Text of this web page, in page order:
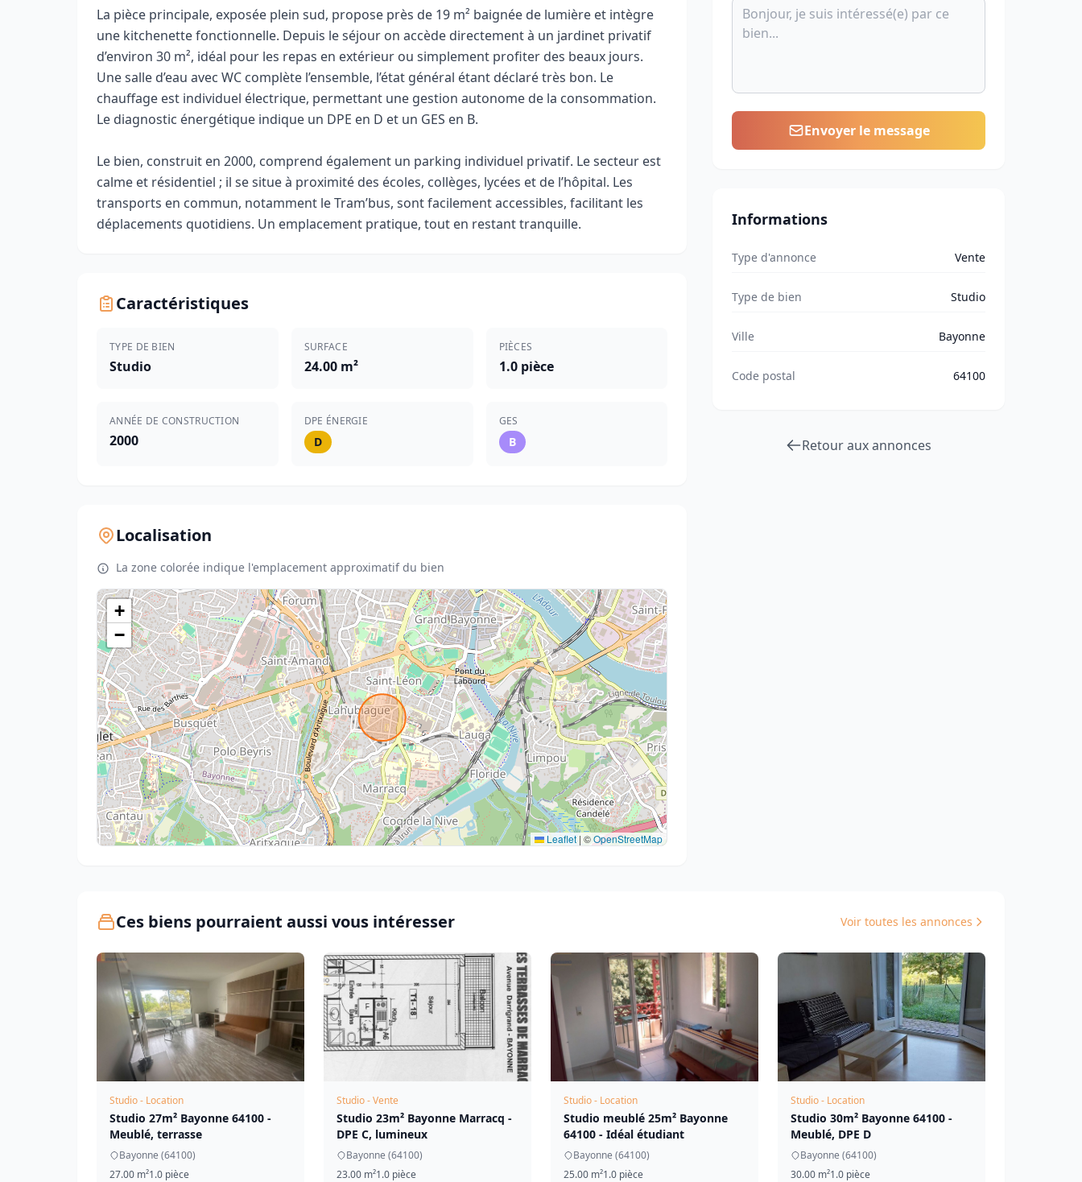
La pièce principale, exposée plein sud, propose près de 19 m² baignée de lumière et intègre
une kitchenette fonctionnelle. Depuis le séjour on accède directement à un jardinet privatif
d’environ 30 m², idéal pour les repas en extérieur ou simplement profiter des beaux jours.
Une salle d’eau avec WC complète l’ensemble, l’état général étant déclaré très bon. Le
chauffage est individuel électrique, permettant une gestion autonome de la consommation.
Le diagnostic énergétique indique un DPE en D et un GES en B.
Le bien, construit en 2000, comprend également un parking individuel privatif. Le secteur est
calme et résidentiel ; il se situe à proximité des écoles, collèges, lycées et de l’hôpital. Les
transports en commun, notamment le Tram’bus, sont facilement accessibles, facilitant les
déplacements quotidiens. Un emplacement pratique, tout en restant tranquille.
Caractéristiques
TYPE DE BIEN
Studio
SURFACE
24.00 m²
PIÈCES
1.0 pièce
ANNÉE DE CONSTRUCTION
2000
DPE ÉNERGIE
D
GES
B
Localisation
La zone colorée indique l'emplacement approximatif du bien
+
−
Leaflet | ©OpenStreetMap
Envoyer le message
Informations
Type d'annonce Vente
Type de bien Studio
Ville Bayonne
Code postal 64100
Retour aux annonces
Ces biens pourraient aussi vous intéresser Voir toutes les annonces
Studio - Location
Studio 27m² Bayonne 64100 -
Meublé, terrasse
Bayonne (64100)
27.00 m²1.0 pièce
Studio - Vente
Studio 23m² Bayonne Marracq -
DPE C, lumineux
Bayonne (64100)
23.00 m²1.0 pièce
Studio - Location
Studio meublé 25m² Bayonne
64100 - Idéal étudiant
Bayonne (64100)
25.00 m²1.0 pièce
Studio - Location
Studio 30m² Bayonne 64100 -
Meublé, DPE D
Bayonne (64100)
30.00 m²1.0 pièce